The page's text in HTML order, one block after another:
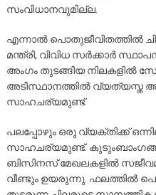
സംവിധാനവുമില്ല.
എന്നാൽ പൊതുജീവിതത്തിൽ
മന്ത്രി, വിവിധ സർക്കാർ
അംഗം തുടങ്ങിയ നിലകളിൽ
അടിസ്ഥാനത്തിൽ വ്യത്യസ്ത
സാഹചര്യമുണ്ട്.
പലപ്പോഴും ഒരു വ്യക്തിക്ക്
സാഹചര്യമുണ്ട്.
ബിസിനസ് മേഖലകളിൽ
വീണ്ടും ഉയരുന്നു. ഫലത്തിൽ